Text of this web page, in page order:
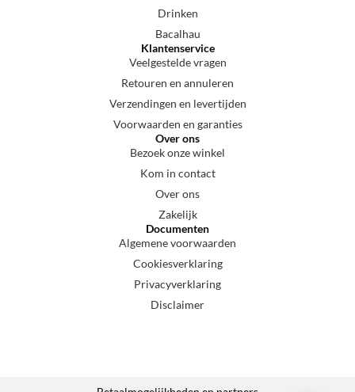
Drinken
Bacalhau
Klantenservice
Veelgestelde vragen
Retouren en annuleren
Verzendingen en levertijden
Voorwaarden en garanties
Over ons
Bezoek onze winkel
Kom in contact
Over ons
Zakelijk
Documenten
Algemene voorwaarden
Cookiesverklaring
Privacyverklaring
Disclaimer